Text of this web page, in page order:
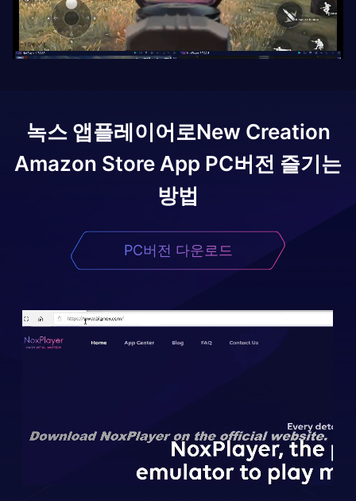
녹스 앱플레이어로New Creation
Amazon Store App PC버전 즐기는
방법
PC버전 다운로드